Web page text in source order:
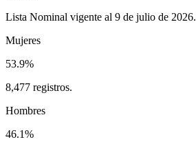
Lista Nominal vigente al 9 de julio de 2026.
Mujeres
53.9%
8,477 registros.
Hombres
46.1%